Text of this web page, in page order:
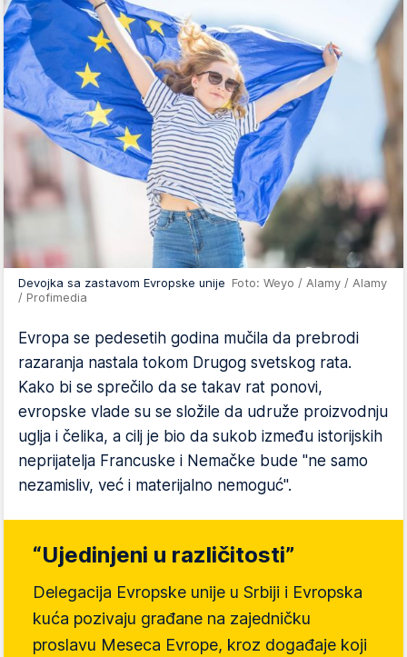
Devojka sa zastavom Evropske unije Foto: Weyo / Alamy / Alamy
/ Profimedia
Evropa se pedesetih godina mučila da prebrodi
razaranja nastala tokom Drugog svetskog rata.
Kako bi se sprečilo da se takav rat ponovi,
evropske vlade su se složile da udruže proizvodnju
uglja i čelika, a cilj je bio da sukob između istorijskih
neprijatelja Francuske i Nemačke bude "ne samo
nezamisliv, već i materijalno nemoguć".
“Ujedinjeni u različitosti”
Delegacija Evropske unije u Srbiji i Evropska
kuća pozivaju građane na zajedničku
proslavu Meseca Evrope, kroz događaje koji